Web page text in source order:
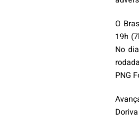
O
19h
No
PNG